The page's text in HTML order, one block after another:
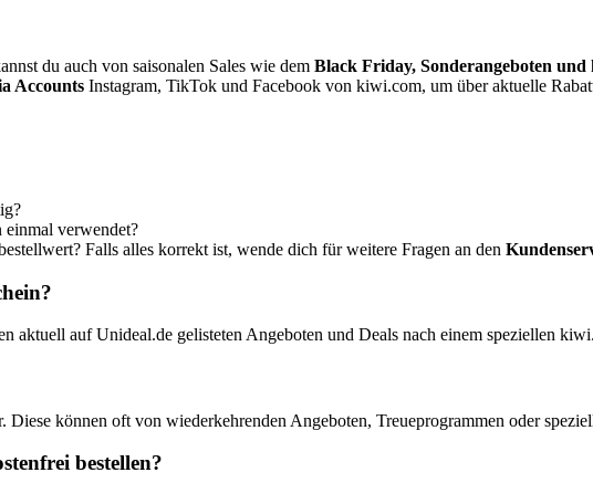
du auch von saisonalen Sales wie dem Black Friday, Sonderangeboten und
Accounts Instagram, TikTok und Facebook von kiwi.com, um über aktuelle
einmal verwendet?
Falls alles korrekt ist, wende dich für weitere Fragen an den
aktuell auf Unideal.de gelisteten Angeboten und Deals nach einem speziellen
können oft von wiederkehrenden Angeboten, Treueprogrammen oder
bestellen?